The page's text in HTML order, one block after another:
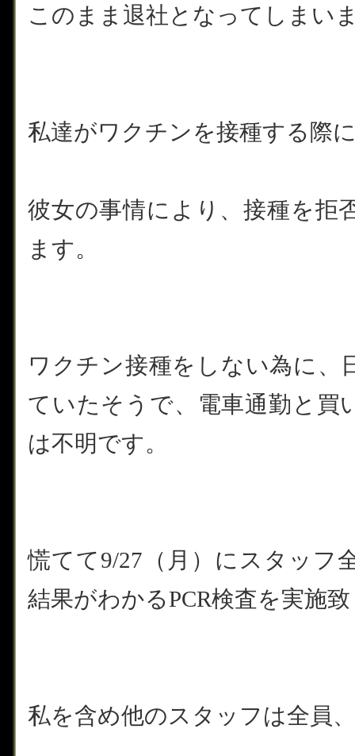
このまま退社となってしまい
私達がワクチンを接種する際
彼女の事情により、接種を拒
ます。
ワクチン接種をしない為に、
ていたそうで、電車通勤と買
は不明です。
慌てて9/27（月）にスタッフ
結果がわかるPCR検査を実施
私を含め他のスタッフは全員、